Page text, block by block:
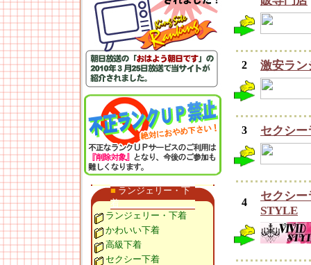
■ ランジェリー・下
着
ランジェリー・下着
かわいい下着
高級下着
セクシー下着
2 激安ラン
3 セクシ
4
セクシ
STYLE